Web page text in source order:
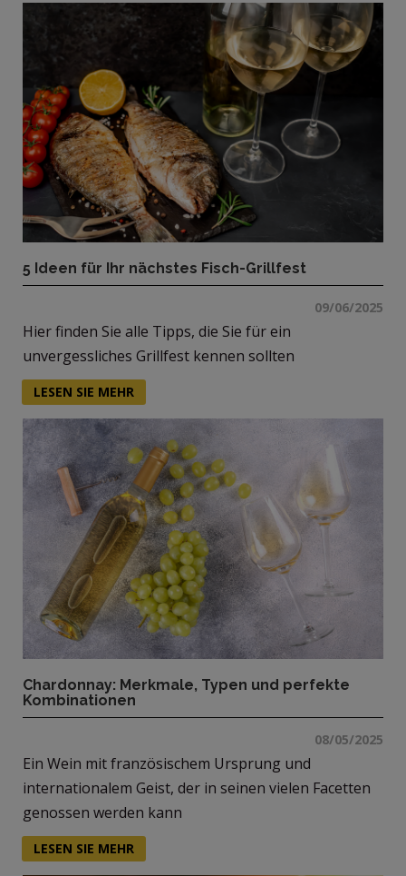
5 Ideen für Ihr nächstes Fisch-Grillfest
09/06/2025
Hier finden Sie alle Tipps, die Sie für ein
unvergessliches Grillfest kennen sollten
LESEN SIE MEHR
Chardonnay: Merkmale, Typen und perfekte
Kombinationen
08/05/2025
Ein Wein mit französischem Ursprung und
internationalem Geist, der in seinen vielen Facetten
genossen werden kann
LESEN SIE MEHR